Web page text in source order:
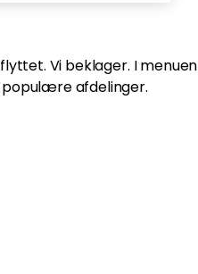
Vi beklager. I menuen
populære afdelinger.